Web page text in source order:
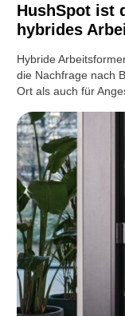
HushSpot ist
hybrides
Hybride
die Nachfrage nach
Ort als auch für